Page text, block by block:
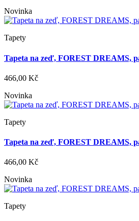
Novinka
Tapety
Tapeta na zeď, FOREST DREAMS,
466,00 Kč
Novinka
Tapety
Tapeta na zeď, FOREST DREAMS,
466,00 Kč
Novinka
Tapety